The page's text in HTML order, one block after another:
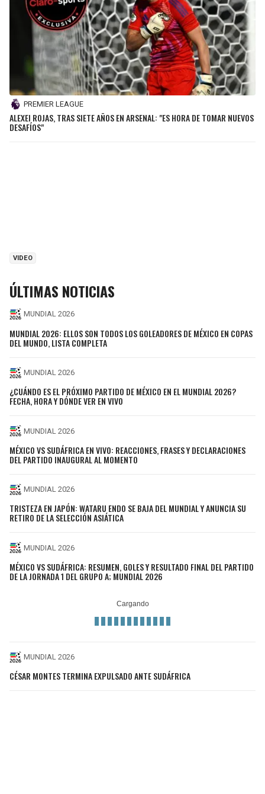
PREMIER LEAGUE
ALEXEI ROJAS, TRAS SIETE AÑOS EN ARSENAL: "ES HORA DE TOMAR NUEVOS
DESAFÍOS"
VIDEO
ÚLTIMAS NOTICIAS
MUNDIAL 2026
MUNDIAL 2026: ELLOS SON TODOS LOS GOLEADORES DE MÉXICO EN COPAS
DEL MUNDO, LISTA COMPLETA
MUNDIAL 2026
¿CUÁNDO ES EL PRÓXIMO PARTIDO DE MÉXICO EN EL MUNDIAL 2026?
FECHA, HORA Y DÓNDE VER EN VIVO
MUNDIAL 2026
MÉXICO VS SUDÁFRICA EN VIVO: REACCIONES, FRASES Y DECLARACIONES
DEL PARTIDO INAUGURAL AL MOMENTO
MUNDIAL 2026
TRISTEZA EN JAPÓN: WATARU ENDO SE BAJA DEL MUNDIAL Y ANUNCIA SU
RETIRO DE LA SELECCIÓN ASIÁTICA
MUNDIAL 2026
MÉXICO VS SUDÁFRICA: RESUMEN, GOLES Y RESULTADO FINAL DEL PARTIDO
DE LA JORNADA 1 DEL GRUPO A; MUNDIAL 2026
MUNDIAL 2026
CÉSAR MONTES TERMINA EXPULSADO ANTE SUDÁFRICA